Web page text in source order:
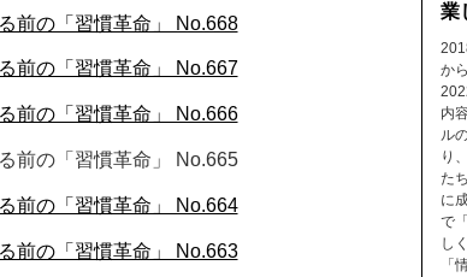
前の「習慣革命」 No.668
前の「習慣革命」 No.667
前の「習慣革命」 No.666
前の「習慣革命」 No.665
前の「習慣革命」 No.664
前の「習慣革命」 No.663
業
か
内
ル
り
た
に
で
し
「